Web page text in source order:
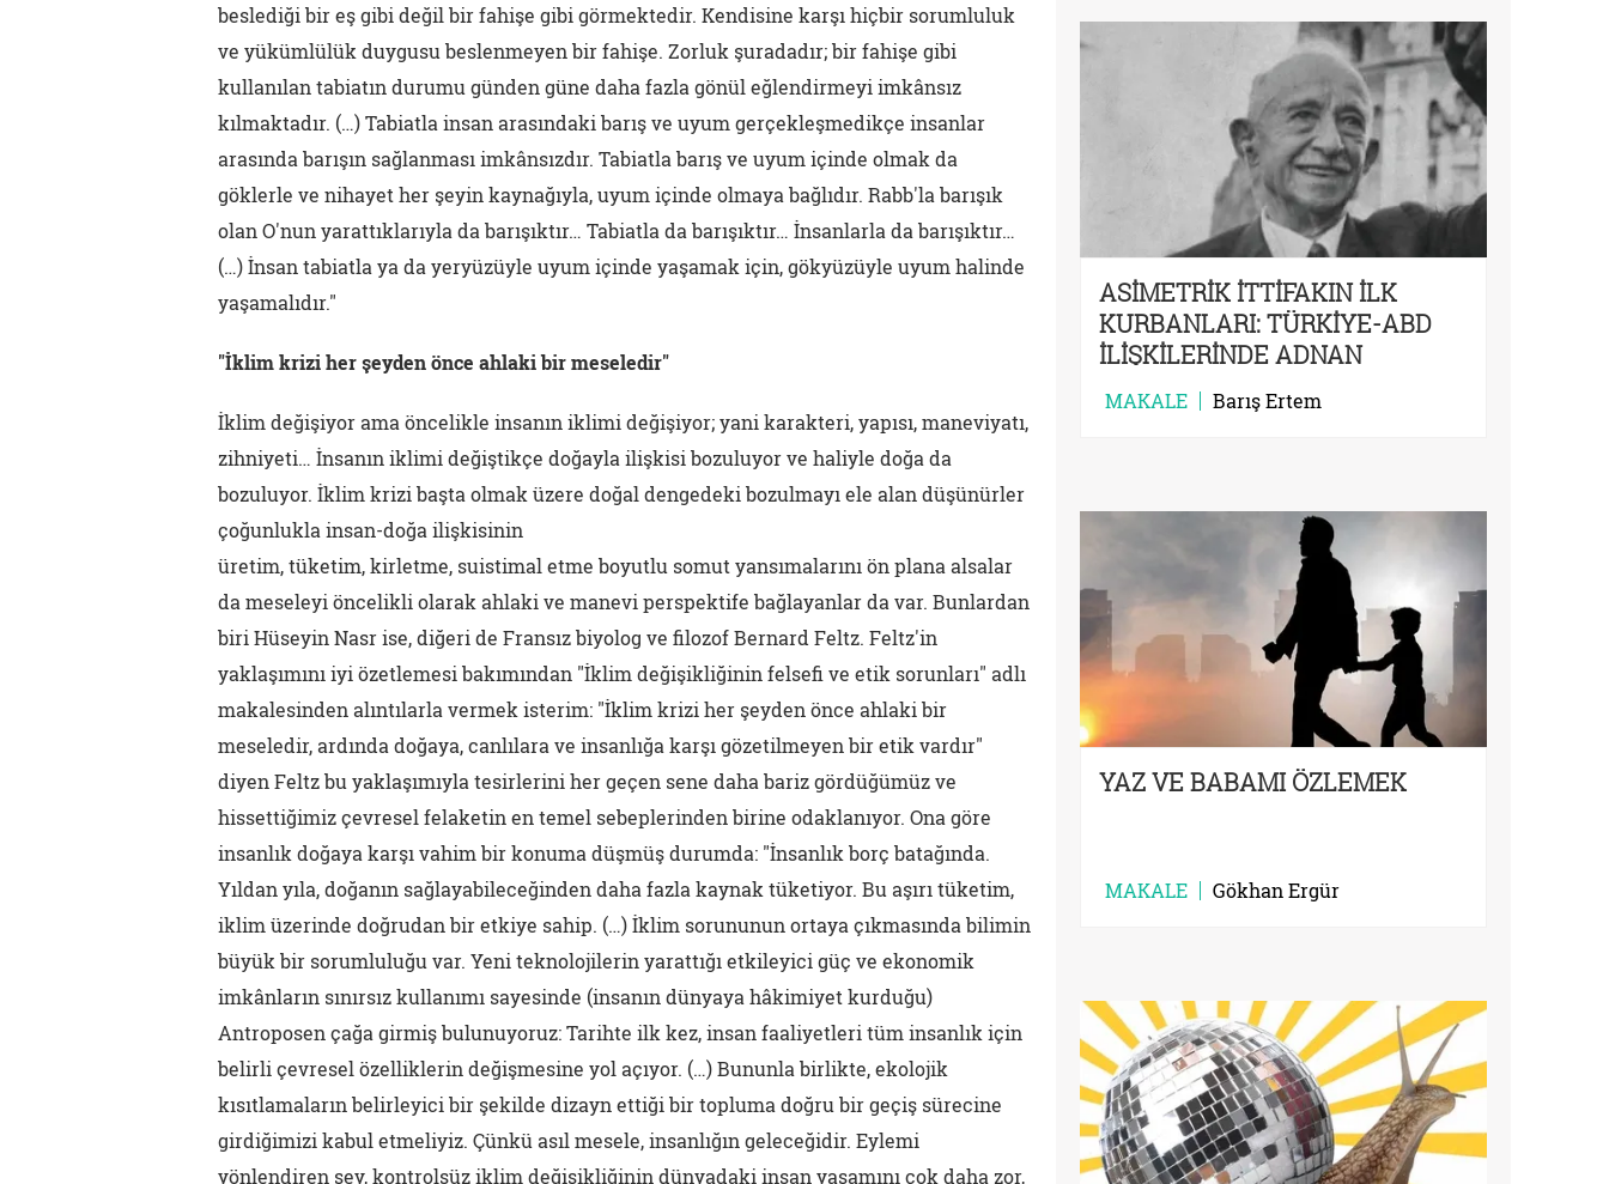
beslediği bir eş gibi değil bir fahişe gibi görmektedir. Kendisine karşı hiçbir sorumluluk
ve yükümlülük duygusu beslenmeyen bir fahişe. Zorluk şuradadır; bir fahişe gibi
kullanılan tabiatın durumu günden güne daha fazla gönül eğlendirmeyi imkânsız
kılmaktadır. (…) Tabiatla insan arasındaki barış ve uyum gerçekleşmedikçe insanlar
arasında barışın sağlanması imkânsızdır. Tabiatla barış ve uyum içinde olmak da
göklerle ve nihayet her şeyin kaynağıyla, uyum içinde olmaya bağlıdır. Rabb'la barışık
olan O'nun yarattıklarıyla da barışıktır… Tabiatla da barışıktır… İnsanlarla da barışıktır…
(…) İnsan tabiatla ya da yeryüzüyle uyum içinde yaşamak için, gökyüzüyle uyum halinde
yaşamalıdır."
"İklim krizi her şeyden önce ahlaki bir meseledir"
İklim değişiyor ama öncelikle insanın iklimi değişiyor; yani karakteri, yapısı, maneviyatı,
zihniyeti… İnsanın iklimi değiştikçe doğayla ilişkisi bozuluyor ve haliyle doğa da
bozuluyor. İklim krizi başta olmak üzere doğal dengedeki bozulmayı ele alan düşünürler
çoğunlukla insan-doğa ilişkisinin
üretim, tüketim, kirletme, suistimal etme boyutlu somut yansımalarını ön plana alsalar
da meseleyi öncelikli olarak ahlaki ve manevi perspektife bağlayanlar da var. Bunlardan
biri Hüseyin Nasr ise, diğeri de Fransız biyolog ve filozof Bernard Feltz. Feltz'in
yaklaşımını iyi özetlemesi bakımından "İklim değişikliğinin felsefi ve etik sorunları" adlı
makalesinden alıntılarla vermek isterim: "İklim krizi her şeyden önce ahlaki bir
meseledir, ardında doğaya, canlılara ve insanlığa karşı gözetilmeyen bir etik vardır"
diyen Feltz bu yaklaşımıyla tesirlerini her geçen sene daha bariz gördüğümüz ve
hissettiğimiz çevresel felaketin en temel sebeplerinden birine odaklanıyor. Ona göre
insanlık doğaya karşı vahim bir konuma düşmüş durumda: "İnsanlık borç batağında.
Yıldan yıla, doğanın sağlayabileceğinden daha fazla kaynak tüketiyor. Bu aşırı tüketim,
iklim üzerinde doğrudan bir etkiye sahip. (…) İklim sorununun ortaya çıkmasında bilimin
büyük bir sorumluluğu var. Yeni teknolojilerin yarattığı etkileyici güç ve ekonomik
imkânların sınırsız kullanımı sayesinde (insanın dünyaya hâkimiyet kurduğu)
Antroposen çağa girmiş bulunuyoruz: Tarihte ilk kez, insan faaliyetleri tüm insanlık için
belirli çevresel özelliklerin değişmesine yol açıyor. (…) Bununla birlikte, ekolojik
kısıtlamaların belirleyici bir şekilde dizayn ettiği bir topluma doğru bir geçiş sürecine
girdiğimizi kabul etmeliyiz. Çünkü asıl mesele, insanlığın geleceğidir. Eylemi
yönlendiren şey, kontrolsüz iklim değişikliğinin dünyadaki insan yaşamını çok daha zor,
ASİMETRİK İTTİFAKIN İLK
KURBANLARI: TÜRKİYE-ABD
İLİŞKİLERİNDE ADNAN
MENDERES, DEMOKRAT PARTİ,
27 MAYIS VE SONRASI
MAKALE Barış Ertem
YAZ VE BABAMI ÖZLEMEK
MAKALE Gökhan Ergür